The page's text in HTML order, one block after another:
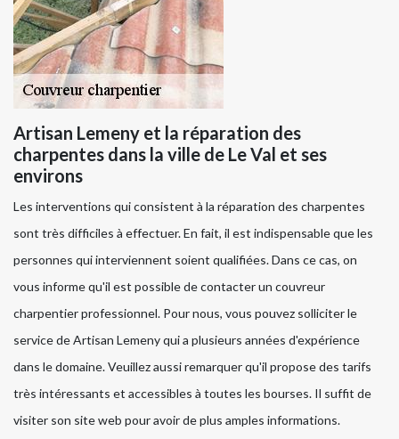
Artisan Lemeny et la réparation des
charpentes dans la ville de Le Val et ses
environs
Les interventions qui consistent à la réparation des charpentes
sont très difficiles à effectuer. En fait, il est indispensable que les
personnes qui interviennent soient qualifiées. Dans ce cas, on
vous informe qu'il est possible de contacter un couvreur
charpentier professionnel. Pour nous, vous pouvez solliciter le
service de Artisan Lemeny qui a plusieurs années d'expérience
dans le domaine. Veuillez aussi remarquer qu'il propose des tarifs
très intéressants et accessibles à toutes les bourses. Il suffit de
visiter son site web pour avoir de plus amples informations.